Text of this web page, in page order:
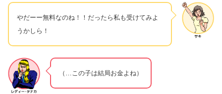
やだーー無料なのね！！だったら私も受けてみよ
うかしら！
（…この子は結局お金よね）